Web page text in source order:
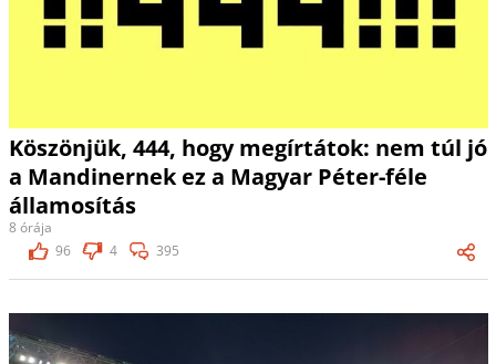
Köszönjük, 444, hogy megírtátok: nem túl jó
a Mandinernek ez a Magyar Péter-féle
államosítás
8 órája
96
4 395